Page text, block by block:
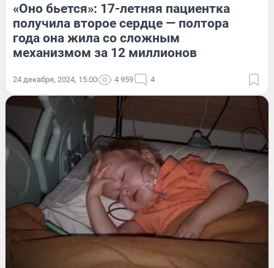
«Оно бьется»: 17-летняя пациентка
получила второе сердце — полтора
года она жила со сложным
механизмом за 12 миллионов
24 декабря, 2024, 15:00 4 959 4